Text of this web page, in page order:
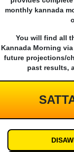
monthly kannada
You will find all
Kannada Morning
future projections/
past results,